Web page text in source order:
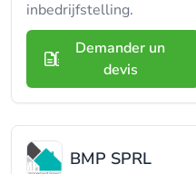
inbedrijfstelling.
Demander un
devis
BMP SPRL